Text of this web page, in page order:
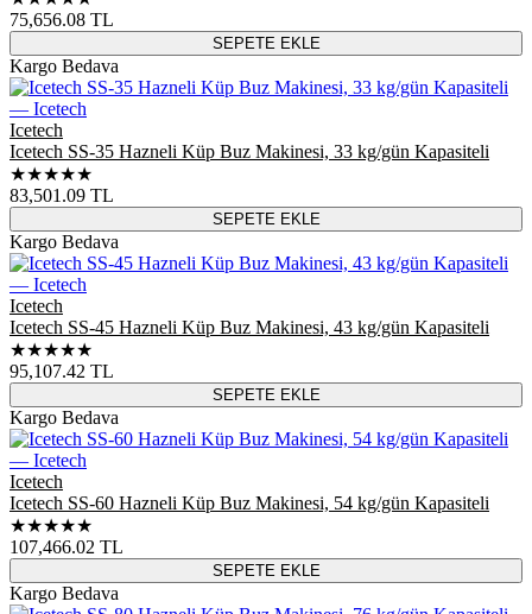
75,656.08 TL
SEPETE EKLE
Kargo Bedava
Icetech
Icetech SS-35 Hazneli Küp Buz Makinesi, 33 kg/gün Kapasiteli
★★★★★
83,501.09 TL
SEPETE EKLE
Kargo Bedava
Icetech
Icetech SS-45 Hazneli Küp Buz Makinesi, 43 kg/gün Kapasiteli
★★★★★
95,107.42 TL
SEPETE EKLE
Kargo Bedava
Icetech
Icetech SS-60 Hazneli Küp Buz Makinesi, 54 kg/gün Kapasiteli
★★★★★
107,466.02 TL
SEPETE EKLE
Kargo Bedava